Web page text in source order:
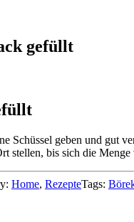
gefüllt
Schüssel geben und gut
stellen, bis sich die Menge
Home, RezepteTags: